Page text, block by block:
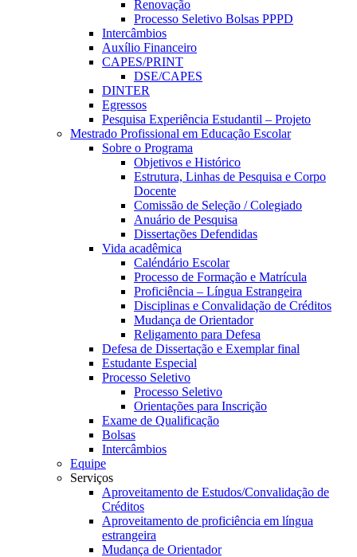
Renovação
Processo Seletivo Bolsas PPPD
Intercâmbios
Auxílio Financeiro
CAPES/PRINT
DSE/CAPES
DINTER
Egressos
Pesquisa Experiência Estudantil – Projeto
Mestrado Profissional em Educação Escolar
Sobre o Programa
Objetivos e Histórico
Estrutura, Linhas de Pesquisa e Corpo
Docente
Comissão de Seleção / Colegiado
Anuário de Pesquisa
Dissertações Defendidas
Vida acadêmica
Caléndário Escolar
Processo de Formação e Matrícula
Proficiência – Língua Estrangeira
Disciplinas e Convalidação de Créditos
Mudança de Orientador
Religamento para Defesa
Defesa de Dissertação e Exemplar final
Estudante Especial
Processo Seletivo
Processo Seletivo
Orientações para Inscrição
Exame de Qualificação
Bolsas
Intercâmbios
Equipe
Serviços
Aproveitamento de Estudos/Convalidação de
Créditos
Aproveitamento de proficiência em língua
estrangeira
Mudança de Orientador